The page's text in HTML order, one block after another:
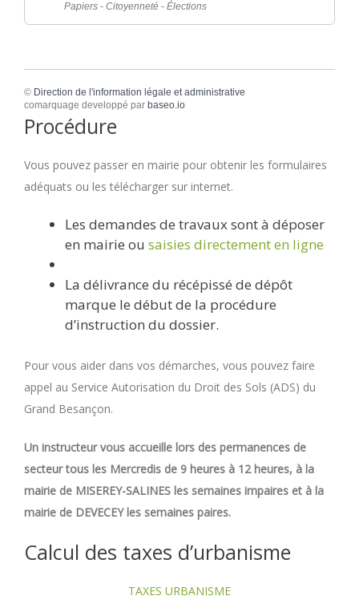
Papiers - Citoyenneté - Élections
© Direction de l'information légale et administrative
comarquage developpé par baseo.io
Procédure
Vous pouvez passer en mairie pour obtenir les formulaires
adéquats ou les télécharger sur internet.
Les demandes de travaux sont à déposer
en mairie ou saisies directement en ligne
La délivrance du récépissé de dépôt
marque le début de la procédure
d’instruction du dossier.
Pour vous aider dans vos démarches, vous pouvez faire
appel au Service Autorisation du Droit des Sols (ADS) du
Grand Besançon.
Un instructeur vous accueille lors des permanences de
secteur tous les Mercredis de 9 heures à 12 heures, à la
mairie de MISEREY-SALINES les semaines impaires et à la
mairie de DEVECEY les semaines paires.
Calcul des taxes d’urbanisme
TAXES URBANISME